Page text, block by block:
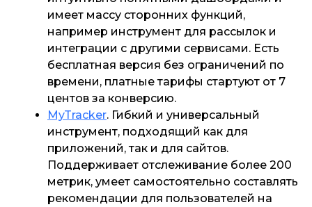
имеет массу сторонних функций,
например инструмент для рассылок и
интеграции с другими сервисами. Есть
бесплатная версия без ограничений по
времени, платные тарифы стартуют от 7
центов за конверсию.
MyTracker. Гибкий и универсальный
инструмент, подходящий как для
приложений, так и для сайтов.
Поддерживает отслеживание более 200
метрик, умеет самостоятельно составлять
рекомендации для пользователей на